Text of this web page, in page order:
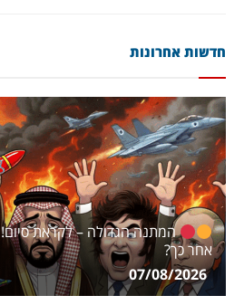
חדשות אחרונות
המתנה הגדולה – לקראת סיום!
אחר כך?
07/08/2026